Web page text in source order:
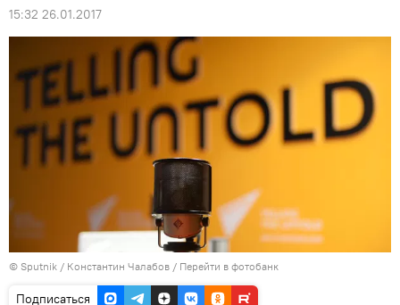
15:32 26.01.2017
© Sputnik / Константин Чалабов / Перейти в фотобанк
Подписаться